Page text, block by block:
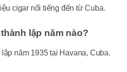
cigar nổi tiếng đến từ Cuba.
lập năm nào?
năm 1935 tại Havana, Cuba.